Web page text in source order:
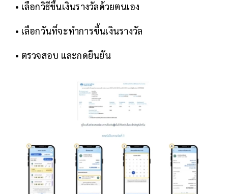
• เลือกวิธีขึ้นเงินรางวัลด้วยตนเอง
• เลือกวันที่จะทำการขึ้นเงินรางวัล
• ตรวจสอบ และกดยืนยัน